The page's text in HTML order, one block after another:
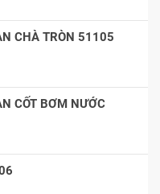
CHÀ TRÒN 51105
CỐT BƠM NƯỚC